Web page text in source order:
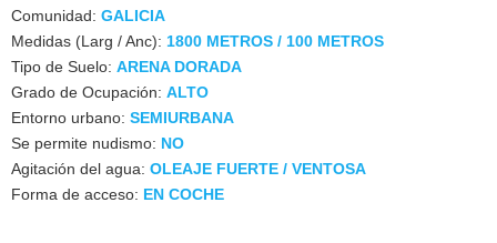
Comunidad: GALICIA
Medidas (Larg / Anc): 1800 METROS / 100 METROS
Tipo de Suelo: ARENA DORADA
Grado de Ocupación: ALTO
Entorno urbano: SEMIURBANA
Se permite nudismo: NO
Agitación del agua: OLEAJE FUERTE / VENTOSA
Forma de acceso: EN COCHE